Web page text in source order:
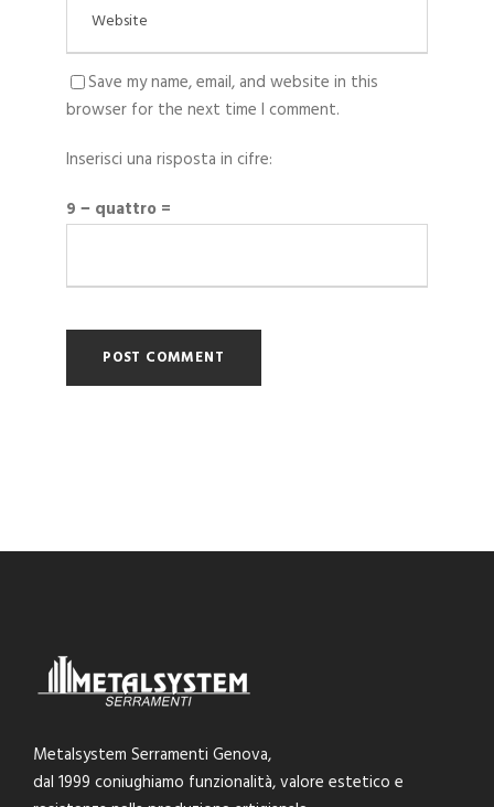
Save my name, email, and website in this
browser for the next time I comment.
Inserisci una risposta in cifre:
9 − quattro =
Metalsystem Serramenti Genova,
dal 1999 coniughiamo funzionalità, valore estetico e